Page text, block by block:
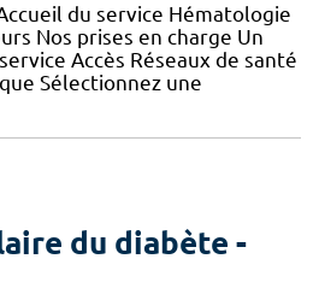
du service Hématologie
Nos prises en charge Un
Accès Réseaux de santé
Sélectionnez une
du diabète -